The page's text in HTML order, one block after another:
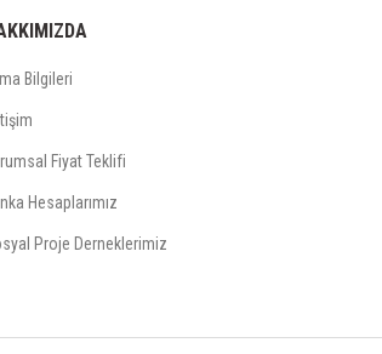
Bilgileri
Fiyat Teklifi
Hesaplarımız
Proje Derneklerimiz